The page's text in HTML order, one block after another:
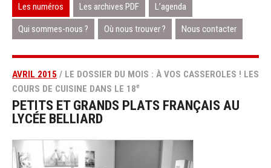
Les numéros Les archives PDF L’agenda
Qui sommes-nous ? Où nous trouver ? Nous contacter
AVRIL 2015 / LE DOSSIER DU MOIS : À VOS CASSEROLES ! LES
COURS DE CUISINE DANS LE 18e
PETITS ET GRANDS PLATS FRANÇAIS AU
LYCÉE BELLIARD